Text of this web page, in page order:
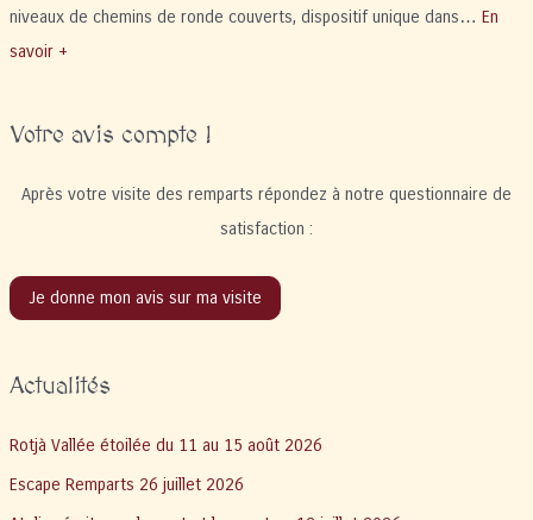
niveaux de chemins de ronde couverts, dispositif unique dans… En
savoir +
Votre avis compte !
Après votre visite des remparts répondez à notre questionnaire de
satisfaction :
Je donne mon avis sur ma visite
Actualités
Rotjà Vallée étoilée du 11 au 15 août 2026
Escape Remparts 26 juillet 2026